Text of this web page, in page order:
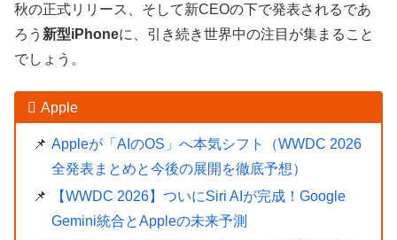
秋の正式リリース、そして新CEOの下で発表されるであ
ろう 新型iPhoneに、引き続き世界中の注目が集まること
でしょう。
Apple
Appleが「AIのOS」へ本気シフト（WWDC 2026
全発表まとめと今後の展開を徹底予想）
【WWDC 2026】ついにSiri AIが完成！Google
Gemini統合とAppleの未来予測